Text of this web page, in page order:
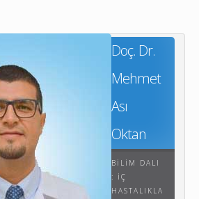
Doç. Dr.
Mehmet
Ası
Oktan
BILIM DALI
: İÇ
HASTALIKLA